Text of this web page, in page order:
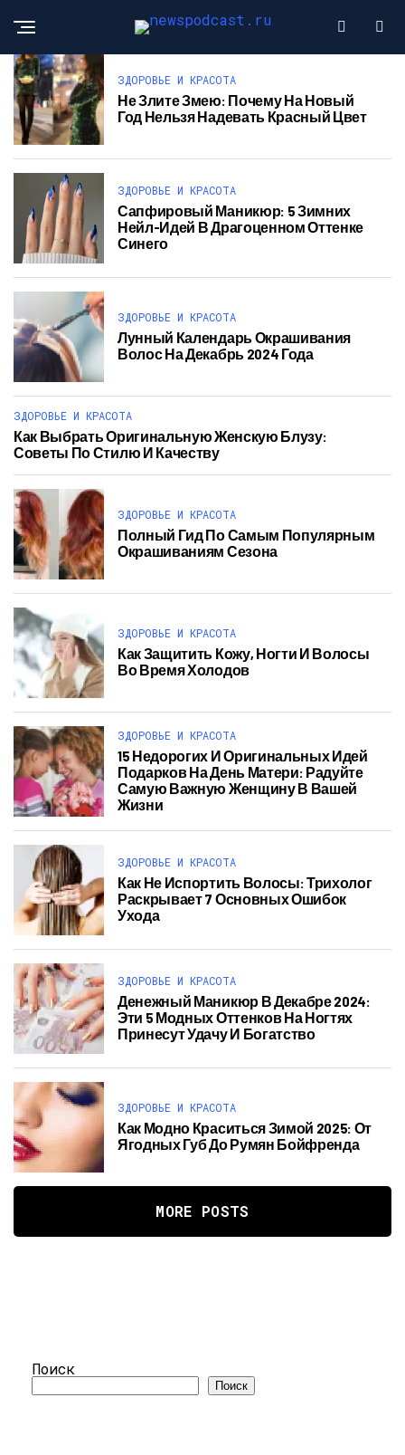
ЗДОРОВЬЕ И КРАСОТА
Не Злите Змею: Почему На Новый
Год Нельзя Надевать Красный Цвет
ЗДОРОВЬЕ И КРАСОТА
Сапфировый Маникюр: 5 Зимних
Нейл-Идей В Драгоценном Оттенке
Синего
ЗДОРОВЬЕ И КРАСОТА
Лунный Календарь Окрашивания
Волос На Декабрь 2024 Года
ЗДОРОВЬЕ И КРАСОТА
Как Выбрать Оригинальную Женскую Блузу:
Советы По Стилю И Качеству
ЗДОРОВЬЕ И КРАСОТА
Полный Гид По Самым Популярным
Окрашиваниям Сезона
ЗДОРОВЬЕ И КРАСОТА
Как Защитить Кожу, Ногти И Волосы
Во Время Холодов
ЗДОРОВЬЕ И КРАСОТА
15 Недорогих И Оригинальных Идей
Подарков На День Матери: Радуйте
Самую Важную Женщину В Вашей
Жизни
ЗДОРОВЬЕ И КРАСОТА
Как Не Испортить Волосы: Трихолог
Раскрывает 7 Основных Ошибок
Ухода
ЗДОРОВЬЕ И КРАСОТА
Денежный Маникюр В Декабре 2024:
Эти 5 Модных Оттенков На Ногтях
Принесут Удачу И Богатство
ЗДОРОВЬЕ И КРАСОТА
Как Модно Краситься Зимой 2025: От
Ягодных Губ До Румян Бойфренда
MORE POSTS
Поиск
Поиск